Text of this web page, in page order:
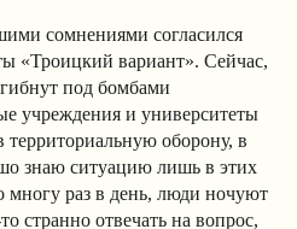
сомнениями согласился
«Троицкий вариант». Сейчас,
под бомбами
учреждения и университеты
оборону, в
знаю ситуацию лишь в этих
многу раз в день, люди ночуют
странно отвечать на вопрос,